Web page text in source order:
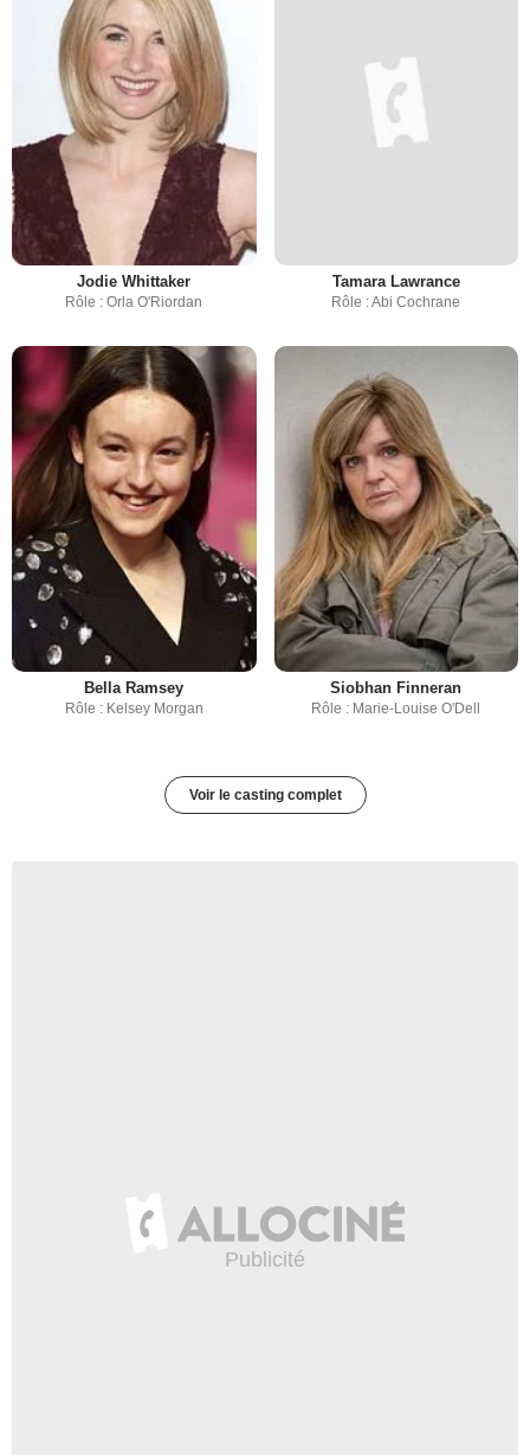
Jodie Whittaker
Rôle : Orla O'Riordan
Tamara Lawrance
Rôle : Abi Cochrane
Bella Ramsey
Rôle : Kelsey Morgan
Siobhan Finneran
Rôle : Marie-Louise O'Dell
Voir le casting complet